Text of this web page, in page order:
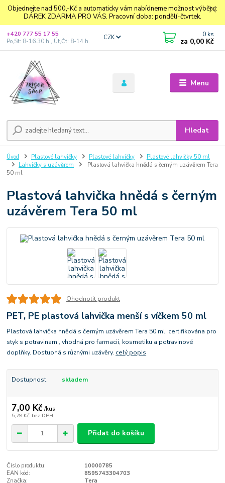
Objednejte nad 500,-Kč a automaticky vám nabídneme možnost výběru:
DÁREK ZDARMA PRO VÁS. Pracovní doba: pondělí-čtvrtek.
Menu
CZK
Hledat
+420 777 55 17 55
Po,St: 8-16.30 h., Út,Čt: 8-14 h.
0 ks
za 0,00 Kč
Úvod Plastové lahvičky Plastové lahvičky
Plastové lahvičky 50 ml
Lahvičky s uzávěrem
Plastová lahvička hnědá s černým uzávěrem Tera
50 ml
Plastová lahvička hnědá s černým
uzávěrem Tera 50 ml
Ohodnotit produkt
PET, PE plastová lahvička menší s víčkem 50 ml
Plastová lahvička hnědá s černým uzávěrem Tera 50 ml, certifikována pro
styk s potravinami, vhodná pro farmacii, kosmetiku a potravinové
doplňky. Dostupná s různými uzávěry. celý popis
Dostupnost skladem
7,00 Kč /kus
5,79 Kč bez DPH
Přidat do košíku
Číslo produktu:
10000785
EAN kód:
8595743304703
Značka:
Tera